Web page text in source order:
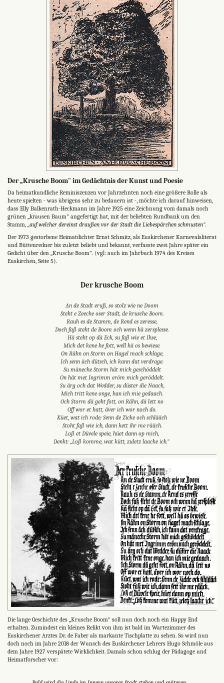
Der „Krusche Boom" im Gedächtnis der Kunst und Poesie
Da heimatkundliche Reminiszenzen vor Jahrzehnten noch eine größere Rolle als
heute spielten - was übrigens sehr zu bedauern ist -, möchte ich darauf hinweisen,
dass Elly Balkenrath-Heckmann im Jahre 1925 eine Zeichnung vom damals noch
grünen „krausen Baum" angefertigt hat, mit der beliebten Rundbank um den
Stamm, „auf welcher dereinst draußen vor der Stadt die Liebespärchen schmusten".
Der 1973 gestorbene Heimatdichter Ernst Schmitz, als Euskirchener Karnevalsliterat
und Büttenredner bis zuletzt beliebt und bekannt, verfasste zwei Jahre später ein
Gedicht über den „Krusche Boom". (vgl: auch im Jahrbuch 1974 des Kreises
Euskirchen, Seite 5).
Der krusche Boom
An de Stadt eruß, so stolz wie ne Doom
Steht e Zeeche oser Stadt, de krusche Boom.
Rauh es de Stamm, de Rend es zeresse,
Doch faß steht de Boom och wenn hä zersplesse.
Hä steht op dä Eck, su faß wie et Ihse,
Mich det kene he fott, well hä os bewiese.
On Rähn on Storm on Hagel mach schlage,
Ich senn äch dütsch, ich kann dat verdrage.
Su mäneche Storm hät mich geschöddelt
On hät met Ingrimm eröm mich geröddelt.
Su ärg och dat Wedder, su düster die Naach,
Mich tritt kene onge, han ich mie gedaach.
Och Storm dä geht fott, on Rähn, dä lett no
Off wor et hatt, äver ich wor noch do.
Küet, wat ich rode: Senn de Zicke och schlääch
Stoht faß wie ich, dann kett ihr me rääch.
Loß et Düvele speie, hüet dann op mich,
Denkt: „Loß komme, wat kütt, zuletz laache ich."
Die lange Geschichte des „Krusche Boom" soll nun doch noch ein Happy End
erhalten. Zumindest ein kleines Relikt von ihm ist bald im Wartezimmer des
Euskirchener Arztes Dr. de Faber als markante Tischplatte zu sehen. So wird nun
doch noch im Jahre 2018 der Wunsch des Euskirchener Lehrers Hugo Schmöle aus
dem Jahre 1927 verspätete Wirklichkeit. Damals schon schlug der Pädagoge und
Heimatforscher vor: